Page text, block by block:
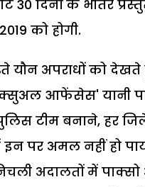
30 दिनों के
को होगी.
यौन अपराधों को
आफेंसेस' यानी
टीम बनाने, हर
पर अमल नहीं हो
अदालतों में